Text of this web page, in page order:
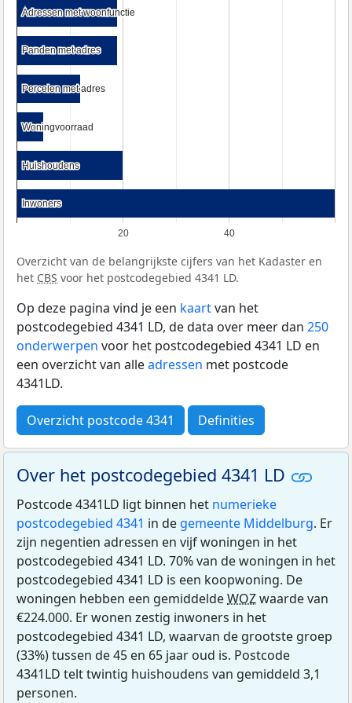
20 40
Adressen met woonfunctie
Adressen met woonfunctie
Panden met adres
Panden met adres
Percelen met adres
Percelen met adres
Woningvoorraad
Woningvoorraad
Huishoudens
Huishoudens
Inwoners
Inwoners
Overzicht van de belangrijkste cijfers van het Kadaster en
het CBS voor het postcodegebied 4341 LD.
Op deze pagina vind je een kaartvan het
postcodegebied 4341 LD, de data over meer dan 250
onderwerpen voor het postcodegebied 4341 LD en
een overzicht van alleadressen met postcode
4341LD.
Overzicht postcode 4341 Definities
Over het postcodegebied 4341 LD
Postcode 4341LD ligt binnen het numerieke
postcodegebied 4341 in de gemeente Middelburg. Er
zijn negentien adressen en vijf woningen in het
postcodegebied 4341 LD. 70% van de woningen in het
postcodegebied 4341 LD is een koopwoning. De
woningen hebben een gemiddeldeWOZwaarde van
€224.000. Er wonen zestig inwoners in het
postcodegebied 4341 LD, waarvan de grootste groep
(33%) tussen de 45 en 65 jaar oud is. Postcode
4341LD telt twintig huishoudens van gemiddeld 3,1
personen.